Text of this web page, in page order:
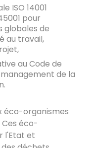
ISO 14001
pour
globales de
au travail,
au Code de
de la
éco-organismes
Ces éco-
l'Etat et